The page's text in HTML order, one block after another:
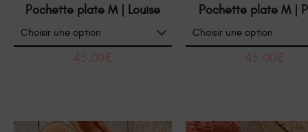
Pochette plate M | Louise
45.00€
Pochette plate M |
45.00€